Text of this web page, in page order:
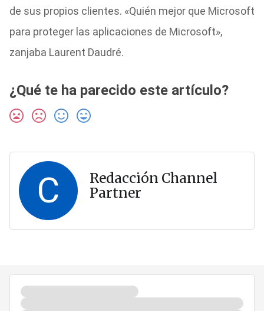
de sus propios clientes. «Quién mejor que Microsoft
para proteger las aplicaciones de Microsoft»,
zanjaba Laurent Daudré.
¿Qué te ha parecido este artículo?
C
Redacción Channel
Partner